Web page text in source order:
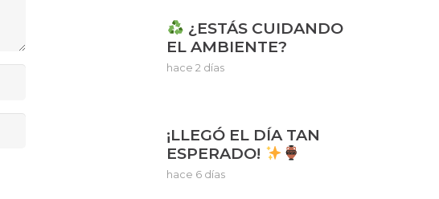
¿ESTÁS CUIDANDO
EL AMBIENTE?
hace 2 días
¡LLEGÓ EL DÍA TAN
ESPERADO!
hace 6 días